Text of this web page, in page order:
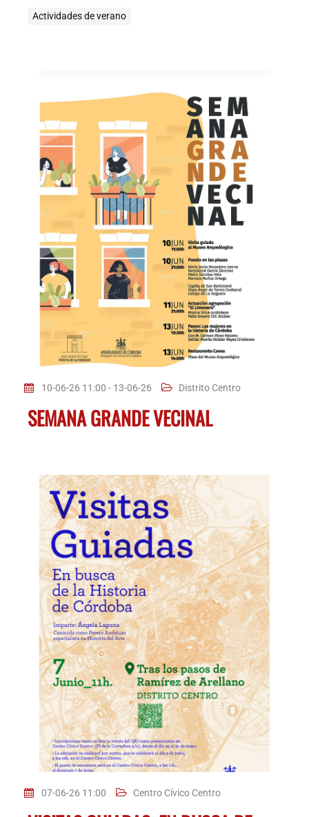
Actividades de verano
10-06-26 11:00 - 13-06-26 Distrito Centro
SEMANA GRANDE VECINAL
07-06-26 11:00 Centro Cívico Centro